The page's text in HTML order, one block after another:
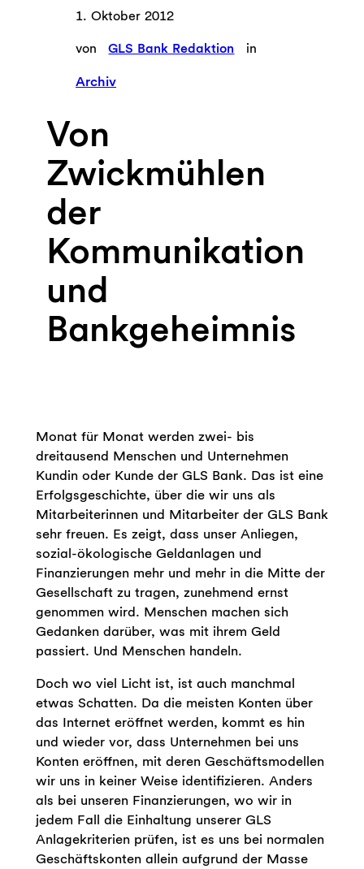
1. Oktober 2012
von GLS Bank Redaktion in
Archiv
Von
Zwickmühlen
der
Kommunikation
und
Bankgeheimnis
Monat für Monat werden zwei- bis
dreitausend Menschen und Unternehmen
Kundin oder Kunde der GLS Bank. Das ist eine
Erfolgsgeschichte, über die wir uns als
Mitarbeiterinnen und Mitarbeiter der GLS Bank
sehr freuen. Es zeigt, dass unser Anliegen,
sozial-ökologische Geldanlagen und
Finanzierungen mehr und mehr in die Mitte der
Gesellschaft zu tragen, zunehmend ernst
genommen wird. Menschen machen sich
Gedanken darüber, was mit ihrem Geld
passiert. Und Menschen handeln.
Doch wo viel Licht ist, ist auch manchmal
etwas Schatten. Da die meisten Konten über
das Internet eröffnet werden, kommt es hin
und wieder vor, dass Unternehmen bei uns
Konten eröffnen, mit deren Geschäftsmodellen
wir uns in keiner Weise identifizieren. Anders
als bei unseren Finanzierungen, wo wir in
jedem Fall die Einhaltung unserer GLS
Anlagekriterien prüfen, ist es uns bei normalen
Geschäftskonten allein aufgrund der Masse